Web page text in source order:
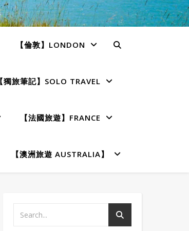
【倫敦】LONDON
【獨旅筆記】SOLO TRAVEL
【法國旅遊】FRANCE
【澳洲旅遊 AUSTRALIA】